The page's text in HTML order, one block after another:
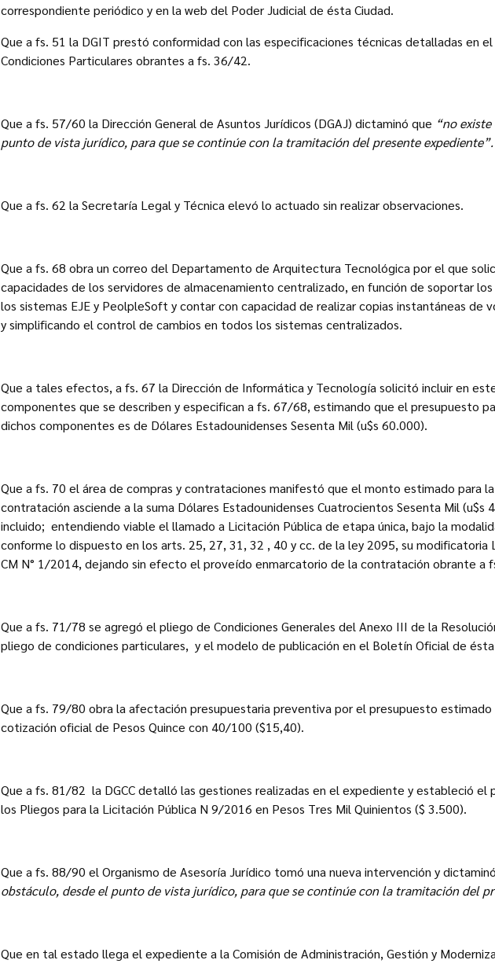
correspondiente periódico y en la web del Poder Judicial de ésta Ciudad.
Que a fs. 51 la DGIT prestó conformidad con las especificaciones técnicas detalladas en
Condiciones Particulares obrantes a fs. 36/42.
Que a fs. 57/60 la Dirección General de Asuntos Jurídicos (DGAJ) dictaminó que “no
punto de vista jurídico, para que se continúe con la tramitación del presente expediente”.
Que a fs. 62 la Secretaría Legal y Técnica elevó lo actuado sin realizar observaciones.
Que a fs. 68 obra un correo del Departamento de Arquitectura Tecnológica por el que
capacidades de los servidores de almacenamiento centralizado, en función de soportar
los sistemas EJE y PeolpleSoft y contar con capacidad de realizar copias instantáneas de
y simplificando el control de cambios en todos los sistemas centralizados.
Que a tales efectos, a fs. 67 la Dirección de Informática y Tecnología solicitó incluir en
componentes que se describen y especifican a fs. 67/68, estimando que el presupuesto
dichos componentes es de Dólares Estadounidenses Sesenta Mil (u$s 60.000).
Que a fs. 70 el área de compras y contrataciones manifestó que el monto estimado para
contratación asciende a la suma Dólares Estadounidenses Cuatrocientos Sesenta Mil (u$s
incluido; entendiendo viable el llamado a Licitación Pública de etapa única, bajo la
conforme lo dispuesto en los arts. 25, 27, 31, 32 , 40 y cc. de la ley 2095, su modificatoria
CM N° 1/2014, dejando sin efecto el proveído enmarcatorio de la contratación obrante a
Que a fs. 71/78 se agregó el pliego de Condiciones Generales del Anexo III de la
pliego de condiciones particulares, y el modelo de publicación en el Boletín Oficial de ésta
Que a fs. 79/80 obra la afectación presupuestaria preventiva por el presupuesto estimado
cotización oficial de Pesos Quince con 40/100 ($15,40).
Que a fs. 81/82 la DGCC detalló las gestiones realizadas en el expediente y estableció el
los Pliegos para la Licitación Pública N 9/2016 en Pesos Tres Mil Quinientos ($ 3.500).
Que a fs. 88/90 el Organismo de Asesoría Jurídico tomó una nueva intervención y
obstáculo, desde el punto de vista jurídico, para que se continúe con la tramitación del
Que en tal estado llega el expediente a la Comisión de Administración, Gestión y